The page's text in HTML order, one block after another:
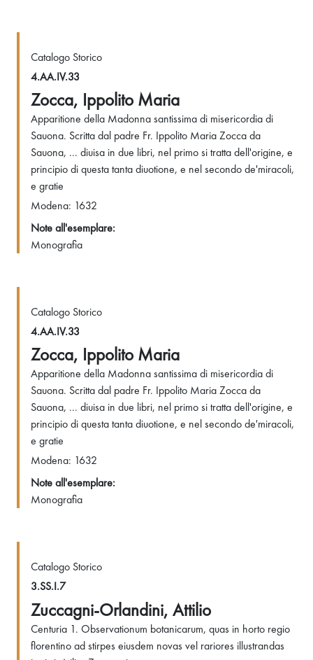
Catalogo Storico
4.AA.IV.33
Zocca, Ippolito Maria
Apparitione della Madonna santissima di misericordia di
Sauona. Scritta dal padre Fr. Ippolito Maria Zocca da
Sauona, ... diuisa in due libri, nel primo si tratta dell'origine, e
principio di questa tanta diuotione, e nel secondo de'miracoli,
e gratie
Modena: 1632
Note all'esemplare:
Monografia
Catalogo Storico
4.AA.IV.33
Zocca, Ippolito Maria
Apparitione della Madonna santissima di misericordia di
Sauona. Scritta dal padre Fr. Ippolito Maria Zocca da
Sauona, ... diuisa in due libri, nel primo si tratta dell'origine, e
principio di questa tanta diuotione, e nel secondo de'miracoli,
e gratie
Modena: 1632
Note all'esemplare:
Monografia
Catalogo Storico
3.SS.I.7
Zuccagni-Orlandini, Attilio
Centuria 1. Observationum botanicarum, quas in horto regio
florentino ad stirpes eiusdem novas vel rariores illustrandas